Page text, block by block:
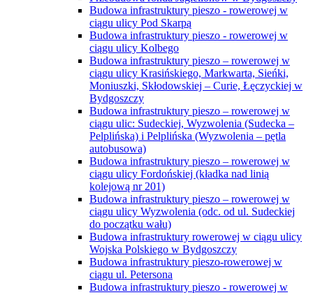
Budowa infrastruktury pieszo - rowerowej w
ciągu ulicy Pod Skarpą
Budowa infrastruktury pieszo - rowerowej w
ciągu ulicy Kolbego
Budowa infrastruktury pieszo – rowerowej w
ciągu ulicy Krasińskiego, Markwarta, Sieńki,
Moniuszki, Skłodowskiej – Curie, Łęczyckiej w
Bydgoszczy
Budowa infrastruktury pieszo – rowerowej w
ciągu ulic: Sudeckiej, Wyzwolenia (Sudecka –
Pelplińska) i Pelplińska (Wyzwolenia – pętla
autobusowa)
Budowa infrastruktury pieszo – rowerowej w
ciągu ulicy Fordońskiej (kładka nad linią
kolejową nr 201)
Budowa infrastruktury pieszo – rowerowej w
ciągu ulicy Wyzwolenia (odc. od ul. Sudeckiej
do początku wału)
Budowa infrastruktury rowerowej w ciągu ulicy
Wojska Polskiego w Bydgoszczy
Budowa infrastruktury pieszo-rowerowej w
ciągu ul. Petersona
Budowa infrastruktury pieszo - rowerowej w